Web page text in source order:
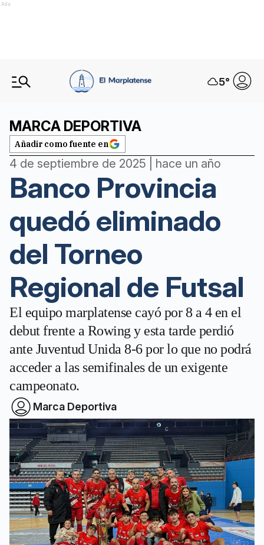
Ads
5°
MARCA DEPORTIVA
Añadir como fuente en
4 de septiembre de 2025 | hace un año
Banco Provincia
quedó eliminado
del Torneo
Regional de Futsal
El equipo marplatense cayó por 8 a 4 en el
debut frente a Rowing y esta tarde perdió
ante Juventud Unida 8-6 por lo que no podrá
acceder a las semifinales de un exigente
campeonato.
Marca Deportiva